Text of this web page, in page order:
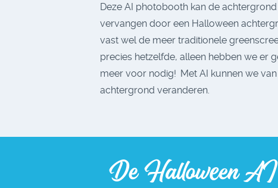
Deze AI photobooth kan de
vervangen door een Halloween
vast wel de meer traditionele
precies hetzelfde, alleen hebben we er
meer voor nodig! Met AI kunnen we
achtergrond veranderen.
De Halloween